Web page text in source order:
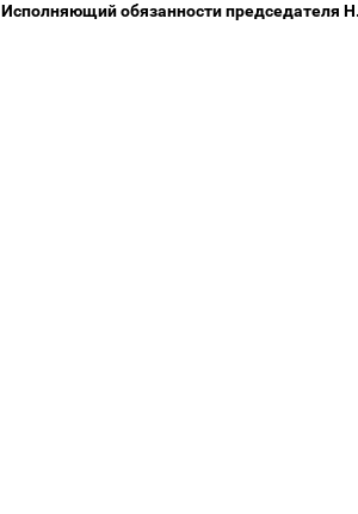
Исполняющий обязанности председателя